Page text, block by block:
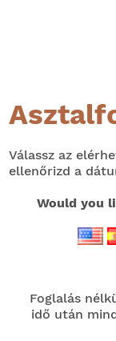
Válassz az
ellenőrizd a
Would you
Foglalás
idő után